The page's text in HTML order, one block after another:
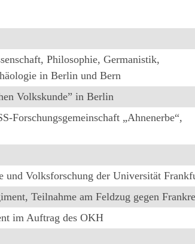
Philosophie, Germanistik,
in Berlin und Bern
Volkskunde” in Berlin
Forschungsgemeinschaft „Ahnenerbe“,
und Volksforschung der Universität
Teilnahme am Feldzug gegen
im Auftrag des OKH